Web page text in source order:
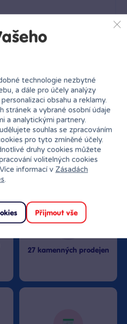
modrá
Do košíku
27 kamenných prodejen
technologie nezbytné
a dále pro účely analýzy
obsahu a reklamy.
stránek a vybrané osobní údaje
a analytickými partnery.
souhlas se zpracováním
pro tyto zmíněné účely.
druhy cookies můžete
volitelných cookies
informací v Zásadách
.
Přijmout vše